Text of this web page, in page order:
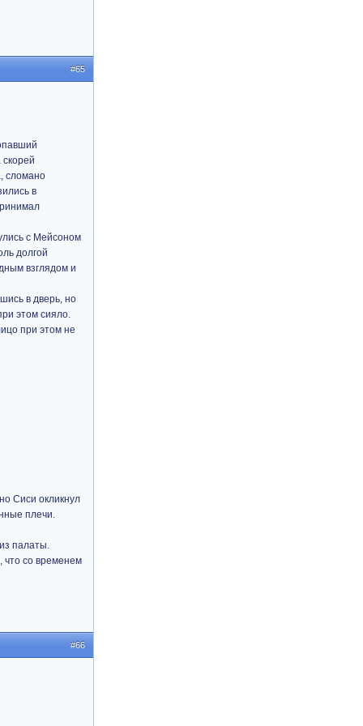
#65
сломано
в
с Мейсоном
долгой
взглядом и
в дверь, но
этом сияло.
при этом не
Сиси окликнул
плечи.
палаты.
что со временем
#66